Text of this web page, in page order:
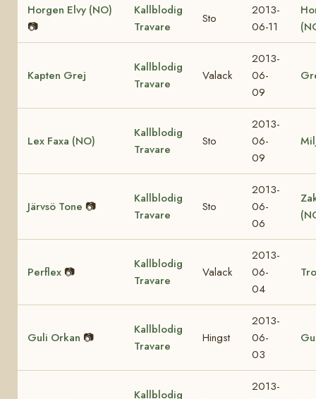
Horgen Elvy (NO)
📷
Kallblodig
Travare
Sto
2013-
06-11
Kapten Grej
Kallblodig
Travare
Valack
2013-
06-
09
Lex Faxa (NO)
Kallblodig
Travare
Sto
2013-
06-
09
Järvsö Tone 📷
Kallblodig
Travare
Sto
2013-
06-
06
Perflex 📷
Kallblodig
Travare
Valack
2013-
06-
04
Guli Orkan 📷
Kallblodig
Travare
Hingst
2013-
06-
03
Kallblodig
2013-